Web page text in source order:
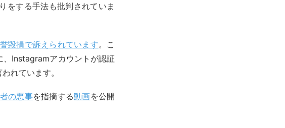
をする手法も批判されていま
毀損で訴えられています。こ
、Instagramアカウントが認証
れています。
の悪事を指摘する動画を公開